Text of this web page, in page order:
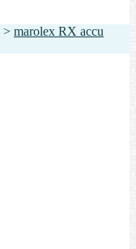
> marolex RX accu